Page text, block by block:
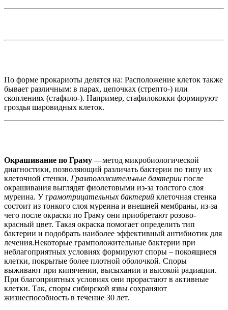
По форме прокариоты делятся на: Расположение клеток также
бывает различным: в парах, цепочках (стрепто-) или
скоплениях (стафило-). Например, стафилококки формируют
гроздья шаровидных клеток.
Окрашивание по Граму —метод микробиологической
диагностики, позволяющий различать бактерии по типу их
клеточной стенки. Грамположительные бактерии после
окрашивания выглядят фиолетовыми из-за толстого слоя
муреина. У грамотрицательных бактерий клеточная стенка
состоит из тонкого слоя муреина и внешней мембраны, из-за
чего после окраски по Граму они приобретают розово-
красный цвет. Такая окраска помогает определить тип
бактерии и подобрать наиболее эффективный антибиотик для
лечения.Некоторые грамположительные бактерии при
неблагоприятных условиях формируют споры – покоящиеся
клетки, покрытые более плотной оболочкой. Споры
выживают при кипячении, высыхании и высокой радиации.
При благоприятных условиях они прорастают в активные
клетки. Так, споры сибирской язвы сохраняют
жизнеспособность в течение 30 лет.